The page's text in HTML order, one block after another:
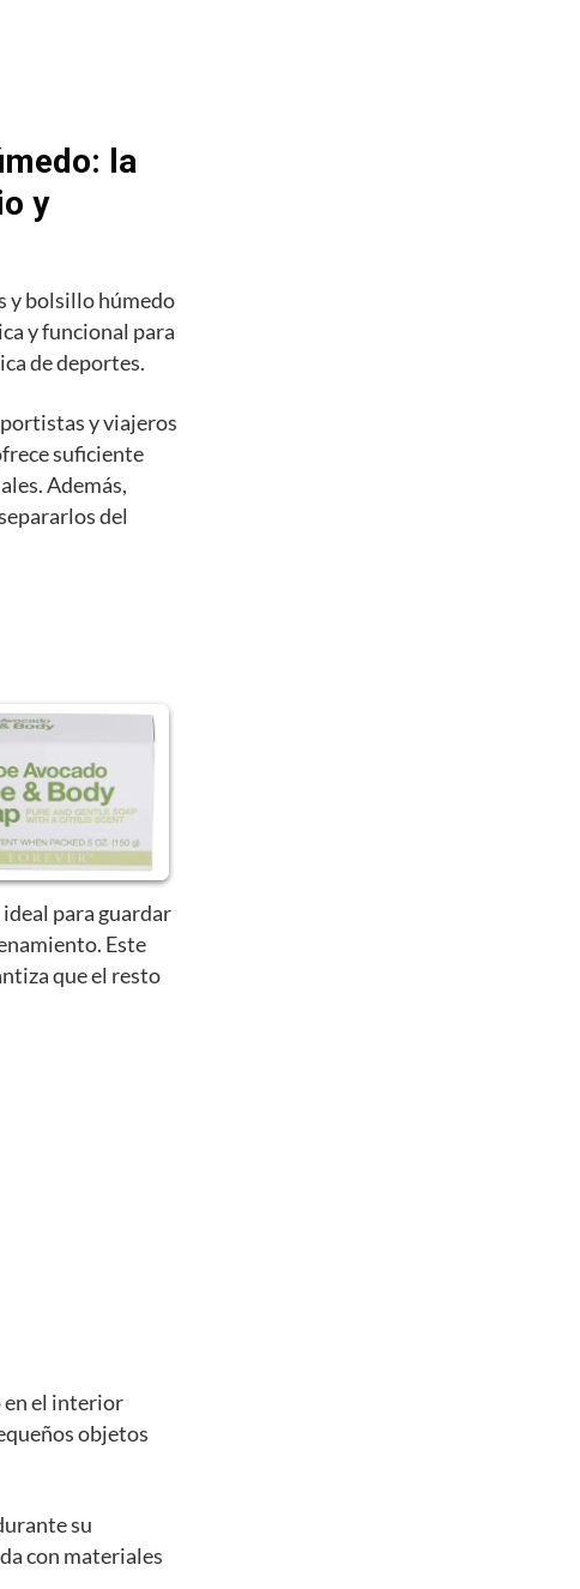
la
y
y bolsillo húmedo
y funcional para
de deportes.
y viajeros
suficiente
Además,
del
para guardar
Este
que el resto
en el interior
objetos
su
con materiales